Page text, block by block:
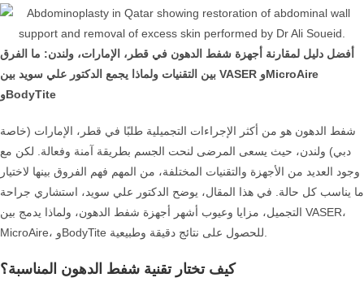
أفضل دليل لمقارنة أجهزة شفط الدهون في قطر، الإمارات، ولندن: ما الفرق
بين التقنيات ولماذا يجمع الدكتور علي سويد بين VASER وMicroAire
وBodyTite
شفط الدهون هو من أكثر الإجراءات التجميلية طلبًا في قطر، الإمارات (خاصة
دبي) ولندن، حيث يسعى المرضى لنحت الجسم بطريقة آمنة وفعالة. لكن مع
وجود العديد من الأجهزة والتقنيات المختلفة، من المهم فهم الفروق بينها لاختيار
ما يناسب كل حالة. في هذا المقال، يوضح الدكتور علي سويد، استشاري جراحة
التجميل، مزايا وعيوب أشهر أجهزة شفط الدهون، ولماذا يدمج بين VASER،
كيف تختار تقنية شفط الدهون المناسبة؟